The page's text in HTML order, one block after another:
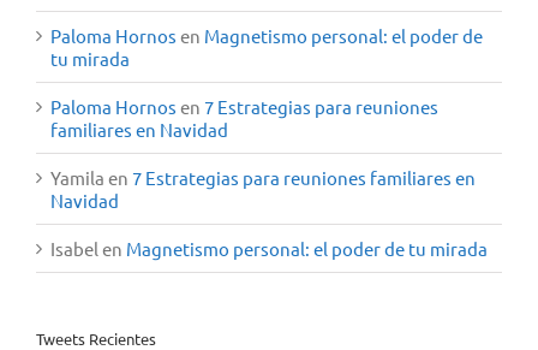
Paloma Hornos en Magnetismo personal: el poder de
tu mirada
Paloma Hornos en 7 Estrategias para reuniones
familiares en Navidad
Yamila en 7 Estrategias para reuniones familiares en
Navidad
Isabel en Magnetismo personal: el poder de tu mirada
Tweets Recientes